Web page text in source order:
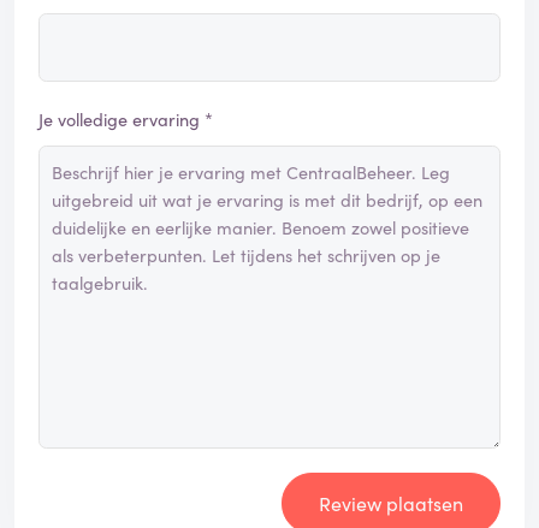
Je volledige ervaring *
Review plaatsen